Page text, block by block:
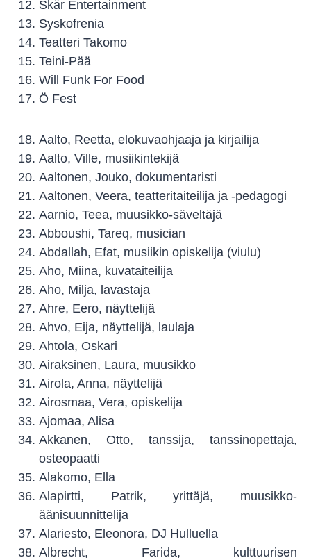
Skär Entertainment
Syskofrenia
Teatteri Takomo
Teini-Pää
Will Funk For Food
Ö Fest
Aalto, Reetta, elokuvaohjaaja ja kirjailija
Aalto, Ville, musiikintekijä
Aaltonen, Jouko, dokumentaristi
Aaltonen, Veera, teatteritaiteilija ja -pedagogi
Aarnio, Teea, muusikko-säveltäjä
Abboushi, Tareq, musician
Abdallah, Efat, musiikin opiskelija (viulu)
Aho, Miina, kuvataiteilija
Aho, Milja, lavastaja
Ahre, Eero, näyttelijä
Ahvo, Eija, näyttelijä, laulaja
Ahtola, Oskari
Airaksinen, Laura, muusikko
Airola, Anna, näyttelijä
Airosmaa, Vera, opiskelija
Ajomaa, Alisa
Akkanen, Otto, tanssija, tanssinopettaja,
osteopaatti
Alakomo, Ella
Alapirtti, Patrik, yrittäjä, muusikko-
äänisuunnittelija
Alariesto, Eleonora, DJ Hulluella
Albrecht, Farida, kulttuurisen